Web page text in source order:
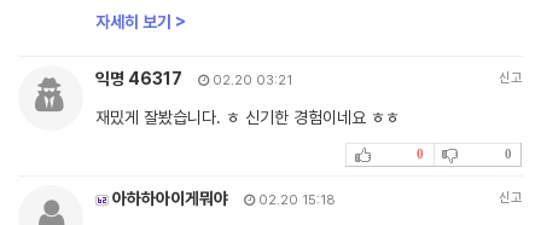
자세히 보기 >
익명 46317 02.20 03:21 신고
재밌게 잘봤습니다. ㅎ 신기한 경험이네요 ㅎㅎ
0 0
아하하아이게뭐야 02.20 15:18 신고